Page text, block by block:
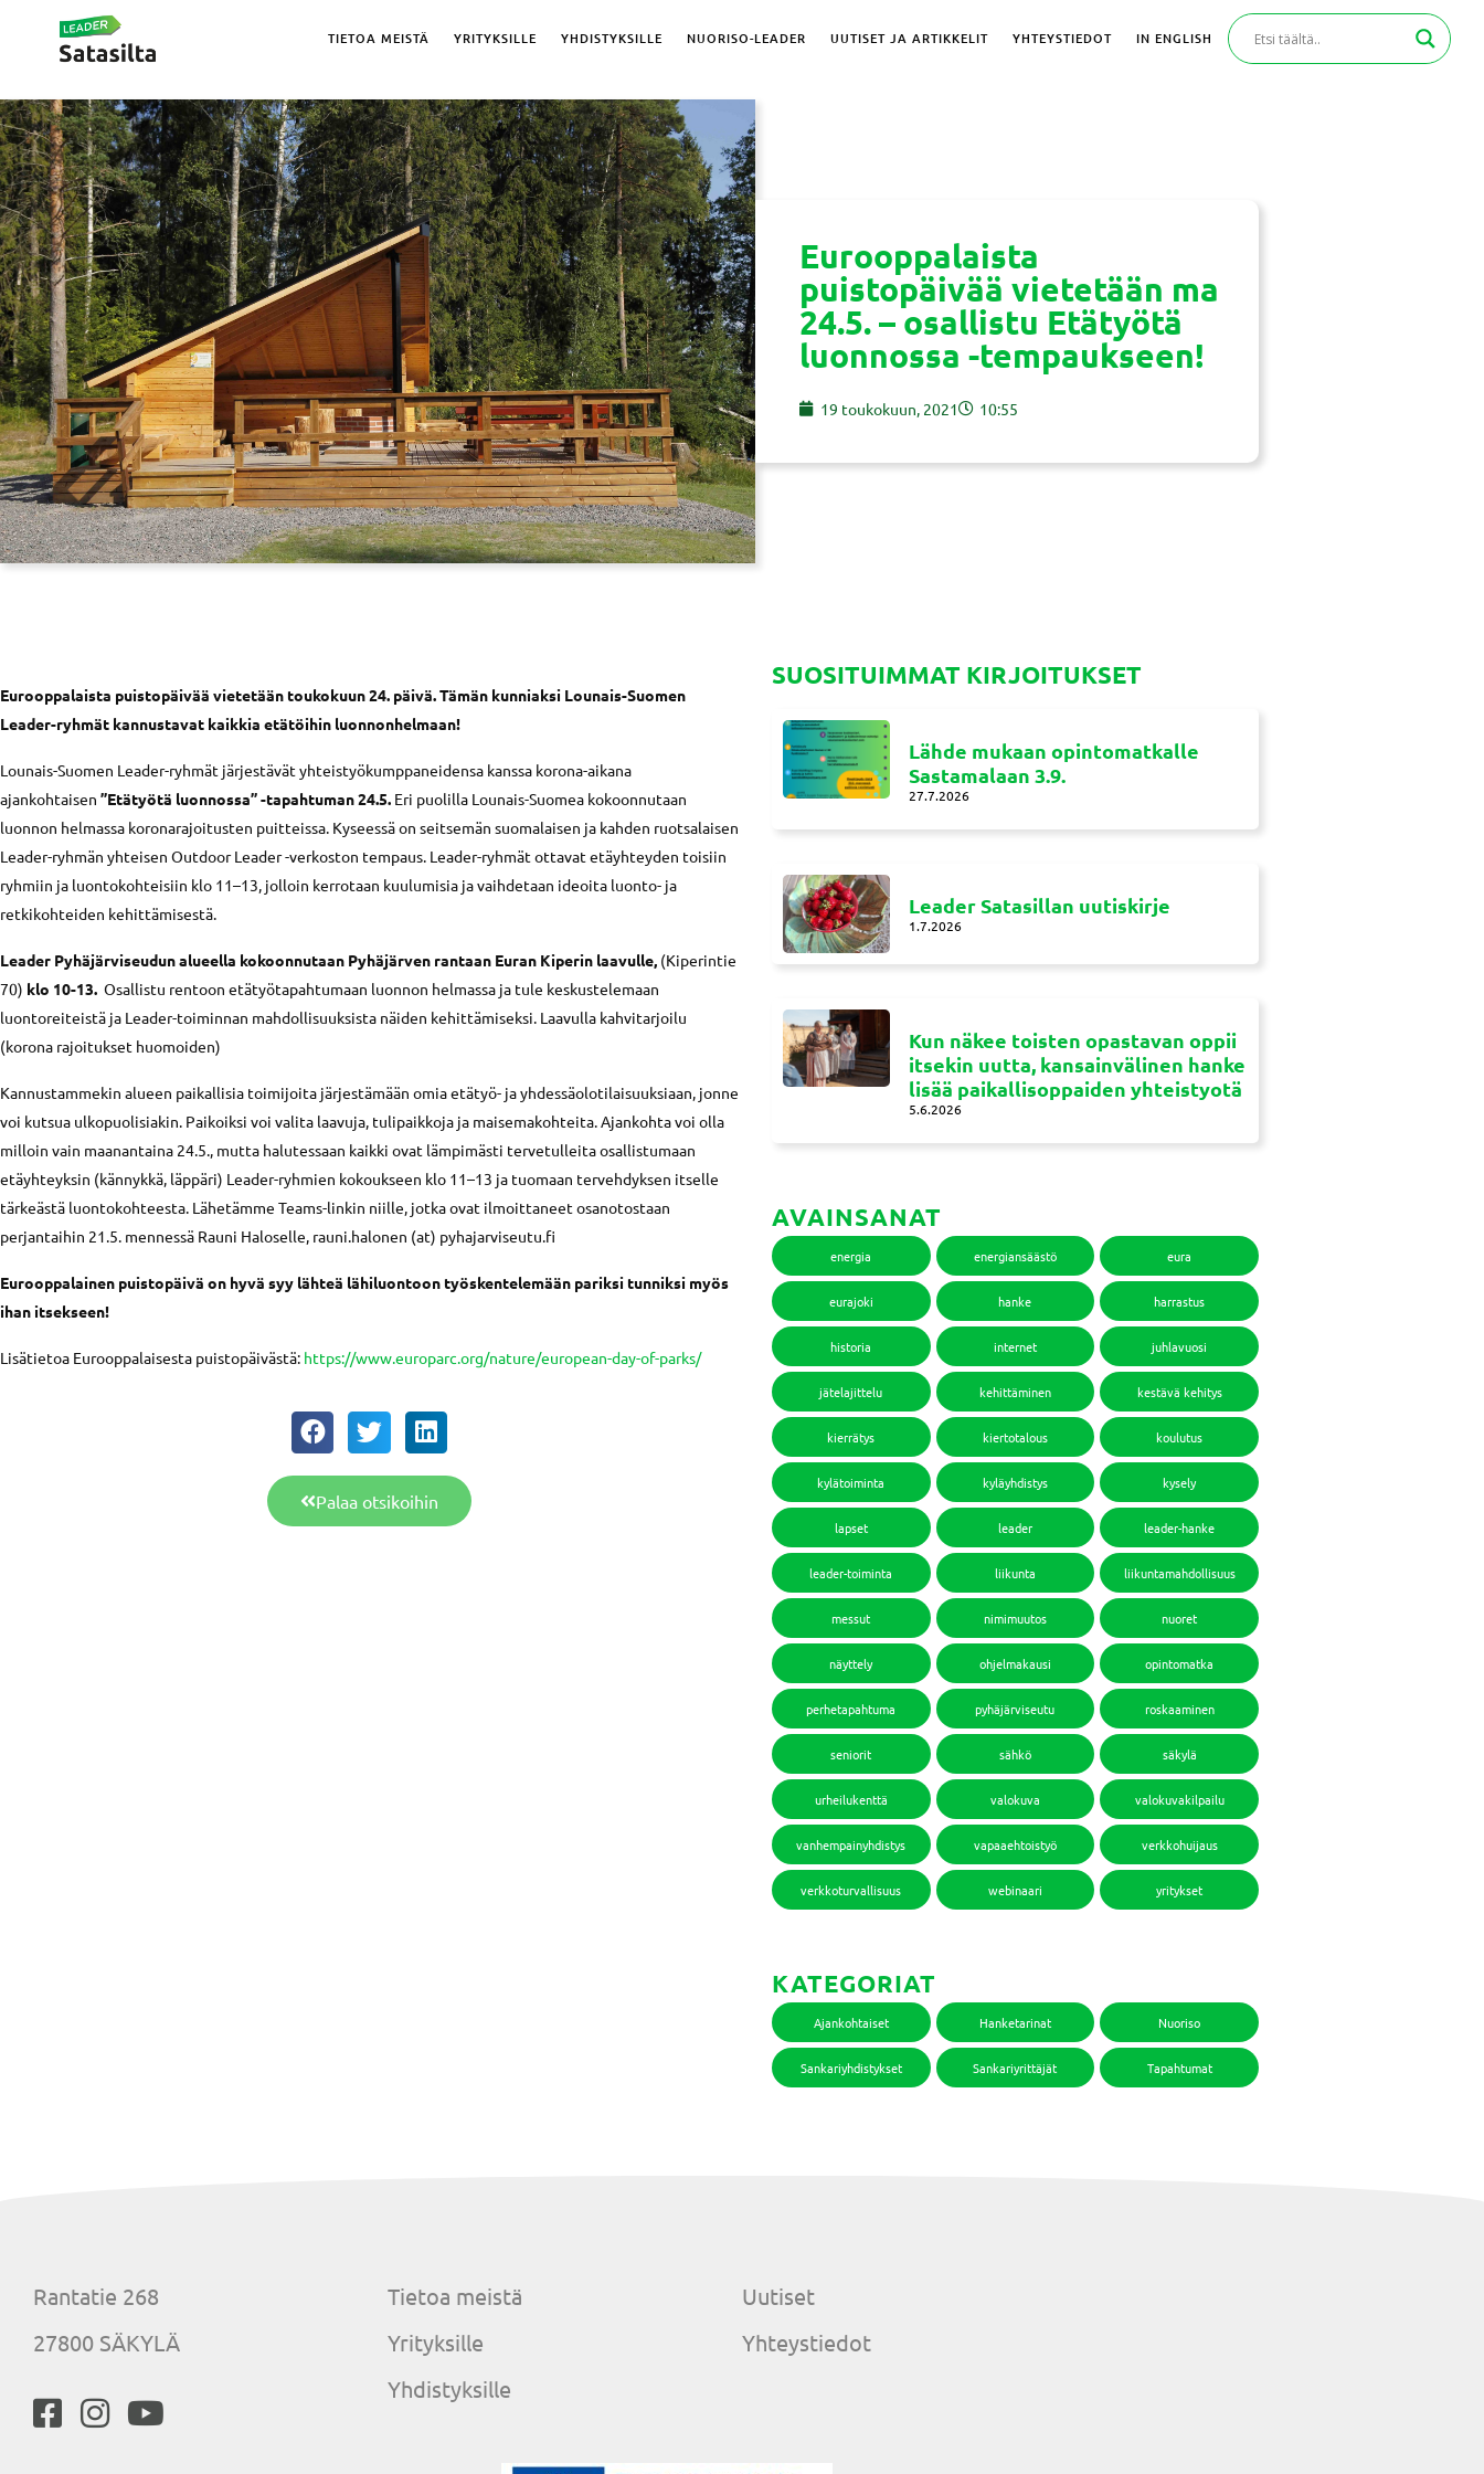
TIETOA MEISTÄ YRITYKSILLE YHDISTYKSILLE NUORISO-LEADER UUTISET JA ARTIKKELIT YHTEYSTIEDOT IN ENGLISH
Eurooppalaista
puistopäivää vietetään ma
24.5. – osallistu Etätyötä
luonnossa -tempaukseen!
19 toukokuun, 2021 10:55
Eurooppalaista puistopäivää vietetään toukokuun 24. päivä. Tämän kunniaksi Lounais-Suomen
Leader-ryhmät kannustavat kaikkia etätöihin luonnonhelmaan!
Lounais-Suomen Leader-ryhmät järjestävät yhteistyökumppaneidensa kanssa korona-aikana
ajankohtaisen ”Etätyötä luonnossa” -tapahtuman 24.5. Eri puolilla Lounais-Suomea kokoonnutaan
luonnon helmassa koronarajoitusten puitteissa. Kyseessä on seitsemän suomalaisen ja kahden ruotsalaisen
Leader-ryhmän yhteisen Outdoor Leader -verkoston tempaus. Leader-ryhmät ottavat etäyhteyden toisiin
ryhmiin ja luontokohteisiin klo 11–13, jolloin kerrotaan kuulumisia ja vaihdetaan ideoita luonto- ja
retkikohteiden kehittämisestä.
Leader Pyhäjärviseudun alueella kokoonnutaan Pyhäjärven rantaan Euran Kiperin laavulle, (Kiperintie
70) klo 10-13. Osallistu rentoon etätyötapahtumaan luonnon helmassa ja tule keskustelemaan
luontoreiteistä ja Leader-toiminnan mahdollisuuksista näiden kehittämiseksi. Laavulla kahvitarjoilu
(korona rajoitukset huomoiden)
Kannustammekin alueen paikallisia toimijoita järjestämään omia etätyö- ja yhdessäolotilaisuuksiaan, jonne
voi kutsua ulkopuolisiakin. Paikoiksi voi valita laavuja, tulipaikkoja ja maisemakohteita. Ajankohta voi olla
milloin vain maanantaina 24.5., mutta halutessaan kaikki ovat lämpimästi tervetulleita osallistumaan
etäyhteyksin (kännykkä, läppäri) Leader-ryhmien kokoukseen klo 11–13 ja tuomaan tervehdyksen itselle
tärkeästä luontokohteesta. Lähetämme Teams-linkin niille, jotka ovat ilmoittaneet osanotostaan
perjantaihin 21.5. mennessä Rauni Haloselle, rauni.halonen (at) pyhajarviseutu.fi
Eurooppalainen puistopäivä on hyvä syy lähteä lähiluontoon työskentelemään pariksi tunniksi myös
ihan itsekseen!
Lisätietoa Eurooppalaisesta puistopäivästä: https://www.europarc.org/nature/european-day-of-parks/
Palaa otsikoihin
SUOSITUIMMAT KIRJOITUKSET
Lähde mukaan opintomatkalle
Sastamalaan 3.9.
27.7.2026
Leader Satasillan uutiskirje
1.7.2026
Kun näkee toisten opastavan oppii
itsekin uutta, kansainvälinen hanke
lisää paikallisoppaiden yhteistyotä
5.6.2026
AVAINSANAT
energia energiansäästö eura
eurajoki hanke harrastus
historia internet juhlavuosi
jätelajittelu kehittäminen kestävä kehitys
kierrätys kiertotalous koulutus
kylätoiminta kyläyhdistys kysely
lapset leader leader-hanke
leader-toiminta liikunta liikuntamahdollisuus
messut nimimuutos nuoret
näyttely ohjelmakausi opintomatka
perhetapahtuma pyhäjärviseutu roskaaminen
seniorit sähkö säkylä
urheilukenttä valokuva valokuvakilpailu
vanhempainyhdistys vapaaehtoistyö verkkohuijaus
verkkoturvallisuus webinaari yritykset
KATEGORIAT
Ajankohtaiset Hanketarinat Nuoriso
Sankariyhdistykset Sankariyrittäjät Tapahtumat
Rantatie 268
27800 SÄKYLÄ
Tietoa meistä
Yrityksille
Yhdistyksille
Uutiset
Yhteystiedot